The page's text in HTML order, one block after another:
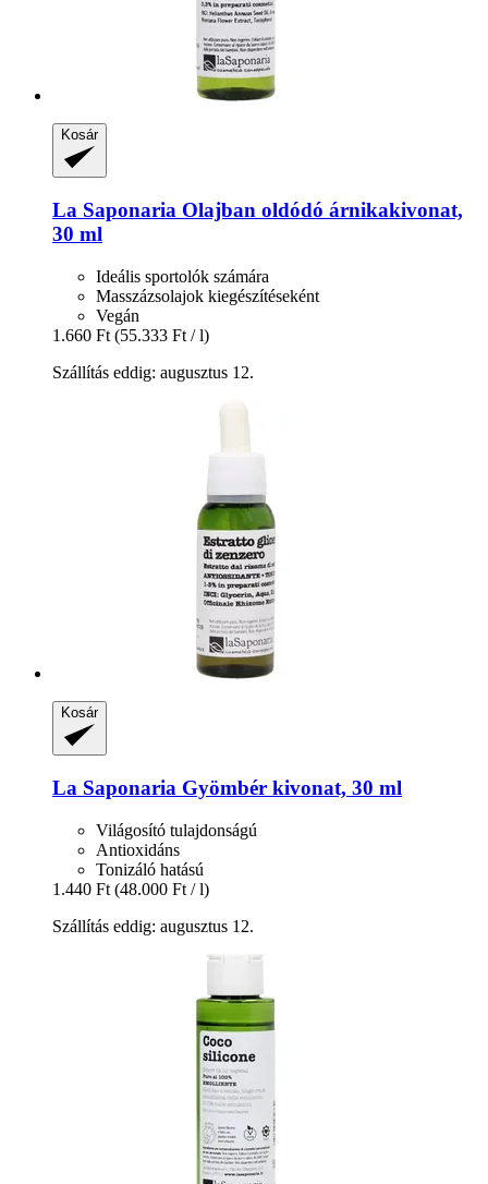
Kosár
La Saponaria Olajban oldódó árnikakivonat,
30 ml
Ideális sportolók számára
Masszázsolajok kiegészítéseként
Vegán
1.660 Ft (55.333 Ft / l)
Szállítás eddig: augusztus 12.
Kosár
La Saponaria Gyömbér kivonat, 30 ml
Világosító tulajdonságú
Antioxidáns
Tonizáló hatású
1.440 Ft (48.000 Ft / l)
Szállítás eddig: augusztus 12.